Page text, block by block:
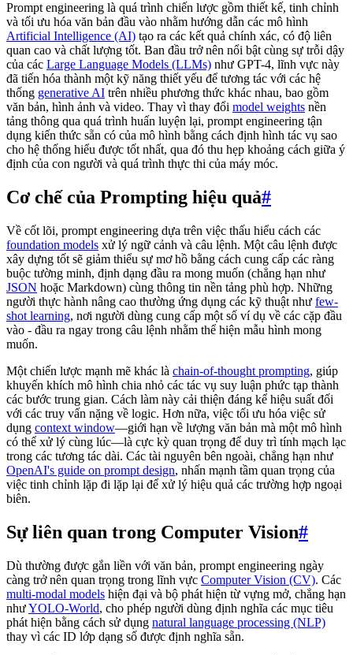
Prompt engineering là quá trình chiến lược gồm thiết kế, tinh chỉnh
và tối ưu hóa văn bản đầu vào nhằm hướng dẫn các mô hình
Artificial Intelligence (AI) tạo ra các kết quả chính xác, có độ liên
quan cao và chất lượng tốt. Ban đầu trở nên nổi bật cùng sự trỗi dậy
của các Large Language Models (LLMs) như GPT-4, lĩnh vực này
đã tiến hóa thành một kỹ năng thiết yếu để tương tác với các hệ
thống generative AI trên nhiều phương thức khác nhau, bao gồm
văn bản, hình ảnh và video. Thay vì thay đổi model weights nền
tảng thông qua quá trình huấn luyện lại, prompt engineering tận
dụng kiến thức sẵn có của mô hình bằng cách định hình tác vụ sao
cho hệ thống hiểu được tốt nhất, qua đó thu hẹp khoảng cách giữa ý
định của con người và quá trình thực thi của máy móc.
Cơ chế của Prompting hiệu quả#
Về cốt lõi, prompt engineering dựa trên việc thấu hiểu cách các
foundation models xử lý ngữ cảnh và câu lệnh. Một câu lệnh được
xây dựng tốt sẽ giảm thiểu sự mơ hồ bằng cách cung cấp các ràng
buộc tường minh, định dạng đầu ra mong muốn (chẳng hạn như
JSON hoặc Markdown) cùng thông tin nền tảng phù hợp. Những
người thực hành nâng cao thường ứng dụng các kỹ thuật như few-
shot learning, nơi người dùng cung cấp một số ví dụ về các cặp đầu
vào - đầu ra ngay trong câu lệnh nhằm thể hiện mẫu hình mong
muốn.
Một chiến lược mạnh mẽ khác là chain-of-thought prompting, giúp
khuyến khích mô hình chia nhỏ các tác vụ suy luận phức tạp thành
các bước trung gian. Cách làm này cải thiện đáng kể hiệu suất đối
với các truy vấn nặng về logic. Hơn nữa, việc tối ưu hóa việc sử
dụng context window—giới hạn về lượng văn bản mà một mô hình
có thể xử lý cùng lúc—là cực kỳ quan trọng để duy trì tính mạch lạc
trong các tương tác dài. Các tài nguyên bên ngoài, chẳng hạn như
OpenAI's guide on prompt design, nhấn mạnh tầm quan trọng của
việc tinh chỉnh lặp đi lặp lại để xử lý hiệu quả các trường hợp ngoại
biên.
Sự liên quan trong Computer Vision#
Dù thường được gắn liền với văn bản, prompt engineering ngày
càng trở nên quan trọng trong lĩnh vực Computer Vision (CV). Các
multi-modal models hiện đại và bộ phát hiện từ vựng mở, chẳng hạn
nhưYOLO-World, cho phép người dùng định nghĩa các mục tiêu
phát hiện bằng cách sử dụng natural language processing (NLP)
thay vì các ID lớp dạng số được định nghĩa sẵn.